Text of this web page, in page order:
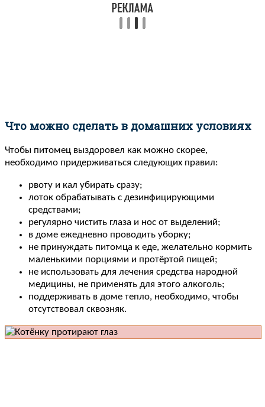
Что можно сделать в домашних условиях
Чтобы питомец выздоровел как можно скорее,
необходимо придерживаться следующих правил:
рвоту и кал убирать сразу;
лоток обрабатывать с дезинфицирующими
средствами;
регулярно чистить глаза и нос от выделений;
в доме ежедневно проводить уборку;
не принуждать питомца к еде, желательно кормить
маленькими порциями и протёртой пищей;
не использовать для лечения средства народной
медицины, не применять для этого алкоголь;
поддерживать в доме тепло, необходимо, чтобы
отсутствовал сквозняк.